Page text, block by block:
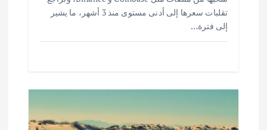
تقلبات سعرها إلى أدنى مستوى منذ 3 أشهر، ما يشير
إلى فترة…